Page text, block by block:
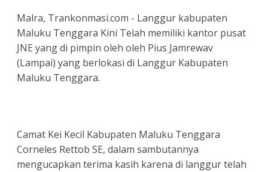
Malra, Trankonmasi.com - Langgur kabupaten
Maluku Tenggara Kini Telah memiliki kantor pusat
JNE yang di pimpin oleh oleh Pius Jamrewav
(Lampai) yang berlokasi di Langgur Kabupaten
Maluku Tenggara.
Camat Kei Kecil Kabupaten Maluku Tenggara
Corneles Rettob SE, dalam sambutannya
mengucapkan terima kasih karena di langgur telah